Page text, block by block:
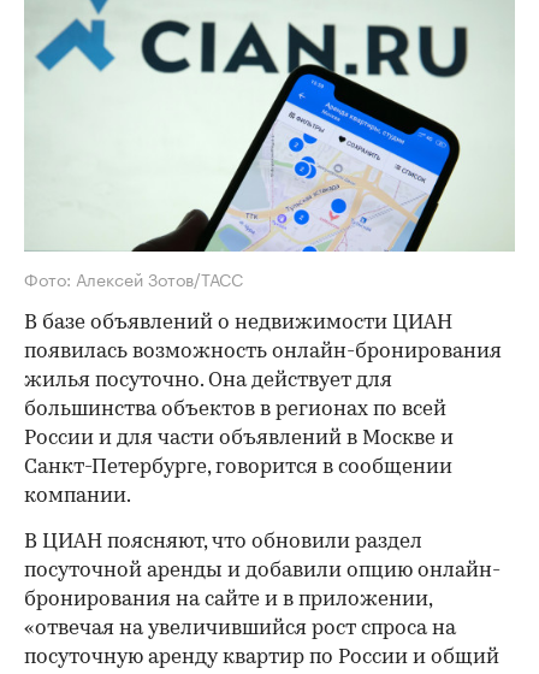
Фото: Алексей Зотов/ТАСС
В базе объявлений о недвижимости ЦИАН
появилась возможность онлайн-бронирования
жилья посуточно. Она действует для
большинства объектов в регионах по всей
России и для части объявлений в Москве и
Санкт-Петербурге, говорится в сообщении
компании.
В ЦИАН поясняют, что обновили раздел
посуточной аренды и добавили опцию онлайн-
бронирования на сайте и в приложении,
«отвечая на увеличившийся рост спроса на
посуточную аренду квартир по России и общий